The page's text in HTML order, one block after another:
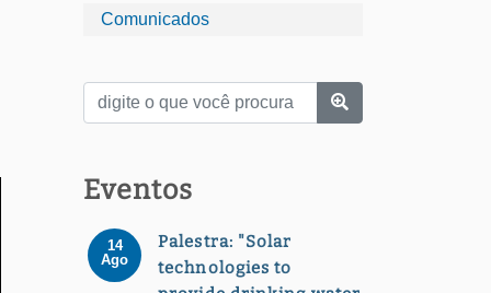
Comunicados
Eventos
14
Ago
Palestra: "Solar
technologies to